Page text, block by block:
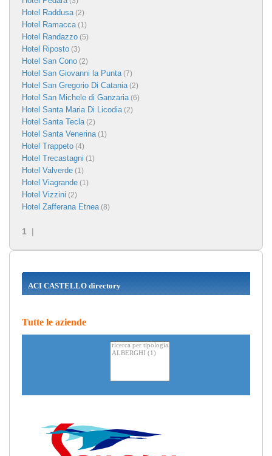
Hotel Raddusa(2)
Hotel Ramacca(1)
Hotel Randazzo (5)
Hotel Riposto (3)
Hotel San Cono (2)
Hotel San Giovanni la Punta(7)
Hotel San Gregorio Di Catania(2)
Hotel San Michele di Ganzaria(6)
Hotel Santa Maria Di Licodia(2)
Hotel Santa Tecla(2)
Hotel Santa Venerina(1)
Hotel Trappeto (4)
Hotel Trecastagni (1)
Hotel Valverde (1)
Hotel Viagrande (1)
Hotel Vizzini (2)
Hotel Zafferana Etnea(8)
1 |
ACI CASTELLO directory
Tutte le aziende